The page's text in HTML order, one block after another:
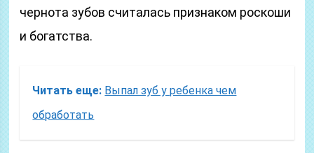
чернота зубов считалась признаком роскоши
и богатства.
Читать еще: Выпал зуб у ребенка чем
обработать